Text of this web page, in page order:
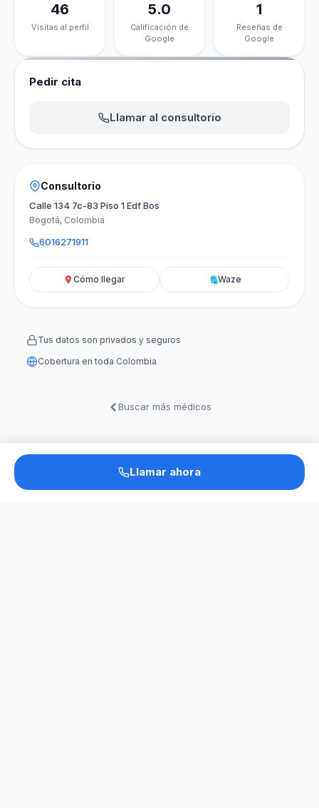
46
Visitas al perfil
5.0
Calificación de
Google
1
Reseñas de
Google
Pedir cita
Llamar al consultorio
Consultorio
Calle 134 7c-83 Piso 1 Edf Bos
Bogotá, Colombia
6016271911
Cómo llegar Waze
Tus datos son privados y seguros
Cobertura en toda Colombia
Buscar más médicos
Llamar ahora